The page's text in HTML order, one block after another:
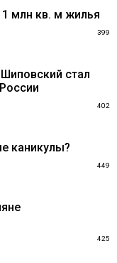
млн кв. м жилья
399
стал
402
каникулы?
449
425